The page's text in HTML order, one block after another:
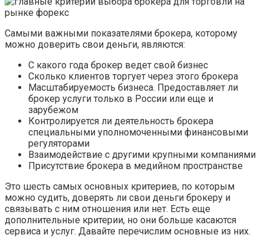
Самыми важными показателями брокера, которому
можно доверить свои деньги, являются:
С какого года брокер ведет свой бизнес
Сколько клиентов торгует через этого брокера
Масштабируемость бизнеса. Предоставляет ли
брокер услуги только в России или еще и
зарубежом
Контролируется ли деятельность брокера
специальными уполномоченными финансовыми
регуляторами
Взаимодействие с другими крупными компаниями
Присутствие брокера в медийном пространстве
Это шесть самых основных критериев, по которым
можно судить, доверять ли свои деньги брокеру и
связывать с ним отношения или нет. Есть еще
дополнительные критерии, но они больше касаются
сервиса и услуг. Давайте перечислим основные из них.